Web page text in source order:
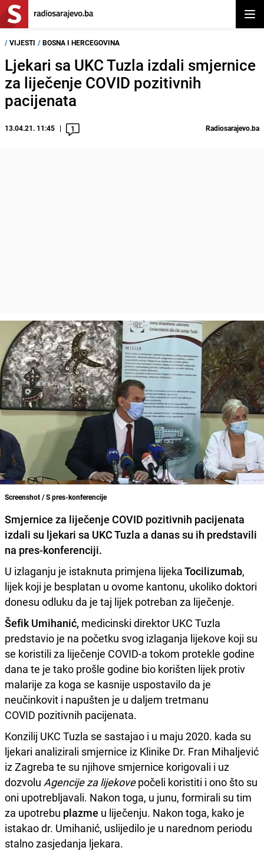
/ VIJESTI / BOSNA I HERCEGOVINA
Ljekari sa UKC Tuzla izdali smjernice
za liječenje COVID pozitivnih
pacijenata
13.04.21. 11:45 1 Radiosarajevo.ba
Screenshot / S pres-konferencije
Smjernice za liječenje COVID pozitivnih pacijenata
izdali su ljekari sa UKC Tuzla a danas su ih predstavili
na pres-konferenciji.
U izlaganju je istaknuta primjena lijekaTocilizumab,
lijek koji je besplatan u ovome kantonu, ukoliko doktori
donesu odluku da je taj lijek potreban za liječenje.
Šefik Umihanić, medicinski direktor UKC Tuzla
predstavio je na početku svog izlaganja lijekove koji su
se koristili za liječenje COVID-a tokom protekle godine
dana te je tako prošle godine bio korišten lijek protiv
malarije za koga se kasnije uspostavilo da je
neučinkovit i napušten je u daljem tretmanu
COVID pozitivnih pacijenata.
Konzilij UKC Tuzla se sastajao i u maju 2020. kada su
ljekari analizirali smjernice iz Klinike Dr. Fran Mihaljević
iz Zagreba te su njihove smjernice korigovali i uz
dozvolu Agencije za lijekovepočeli koristiti i ono što su
oni upotrebljavali. Nakon toga, u junu, formirali su tim
za upotrebu plazme u liječenju. Nakon toga, kako je
istakao dr. Umihanić, uslijedilo je u narednom periodu
stalno zasjedanja ljekara.